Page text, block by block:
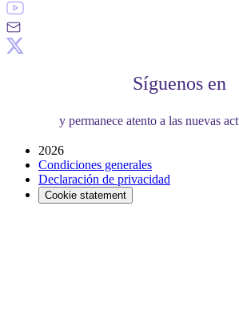
Síguenos en
y permanece atento a las nuevas
2026
Condiciones generales
Declaración de privacidad
Cookie statement